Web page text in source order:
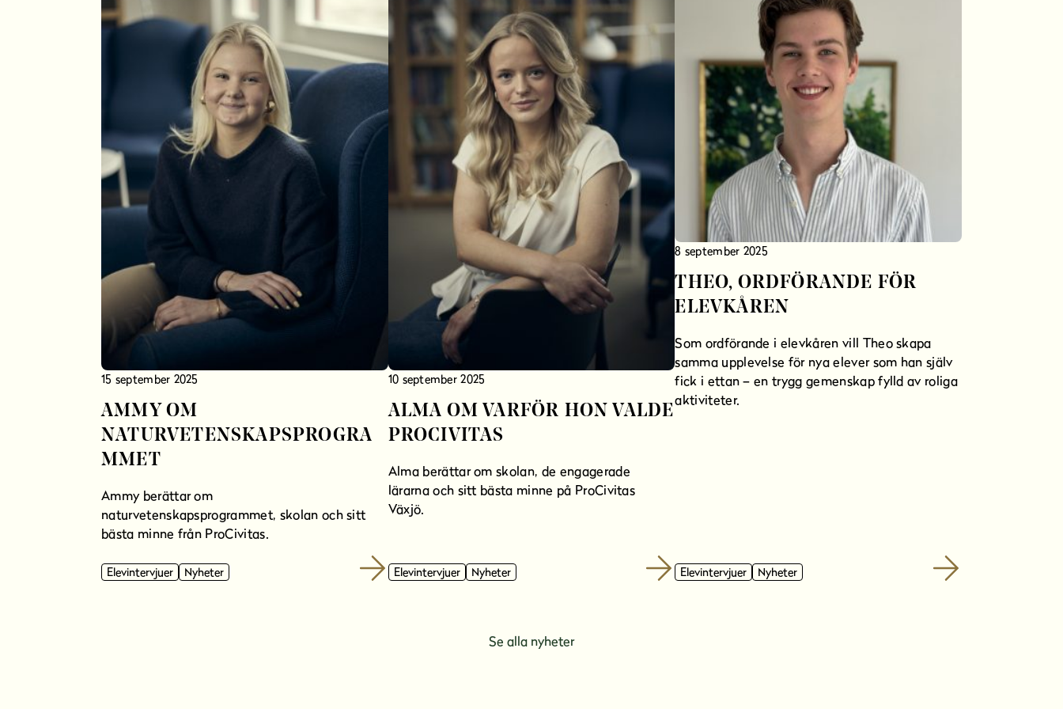
15 september 2025
AMMY OM
NATURVETENSKAPSPROGRA
MMET
Ammy berättar om
naturvetenskapsprogrammet, skolan och sitt
bästa minne från ProCivitas.
Elevintervjuer Nyheter
10 september 2025
ALMA OM VARFÖR HON VALDE
PROCIVITAS
Alma berättar om skolan, de engagerade
lärarna och sitt bästa minne på ProCivitas
Växjö.
Elevintervjuer Nyheter
8 september 2025
THEO, ORDFÖRANDE FÖR
ELEVKÅREN
Som ordförande i elevkåren vill Theo skapa
samma upplevelse för nya elever som han själv
fick i ettan – en trygg gemenskap fylld av roliga
aktiviteter.
Elevintervjuer Nyheter
Se alla nyheter